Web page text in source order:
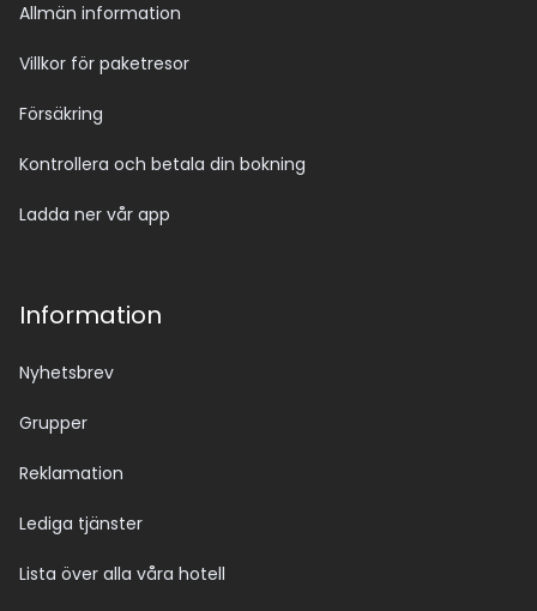
Allmän information
Villkor för paketresor
Försäkring
Kontrollera och betala din bokning
Ladda ner vår app
Information
Nyhetsbrev
Grupper
Reklamation
Lediga tjänster
Lista över alla våra hotell